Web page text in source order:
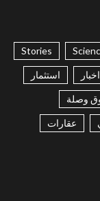
Stories
اخبار استثمار
وصلة
عقارات